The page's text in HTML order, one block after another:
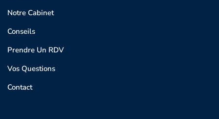
Notre Cabinet
Conseils
Prendre Un RDV
Vos Questions
Contact